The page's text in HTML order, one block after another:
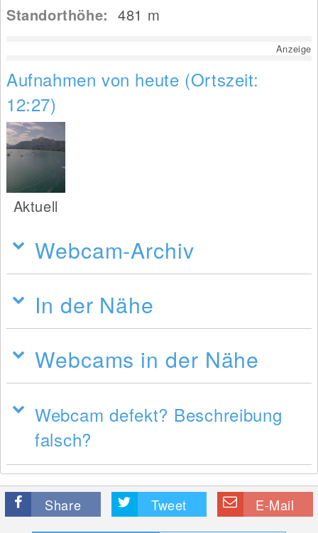
Standorthöhe:481 m
Anzeige
Aufnahmen von heute (Ortszeit:
12:27)
Aktuell
Webcam-Archiv
In der Nähe
Webcams in der Nähe
Webcam defekt? Beschreibung
falsch?
Share Tweet E-Mail